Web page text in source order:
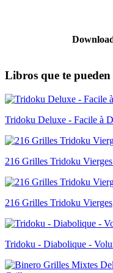
Libros que te
Tridoku Deluxe - Facile à
216 Grilles Tridoku
216 Grilles Tridoku Vierges
Tridoku - Diabolique -